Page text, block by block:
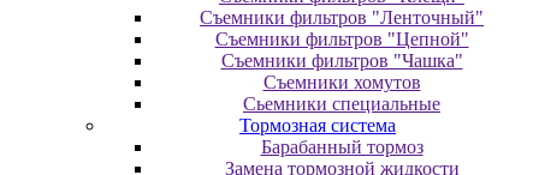
Съемники фильтров "Ленточный"
Съемники фильтров "Цепной"
Съемники фильтров "Чашка"
Съемники хомутов
Сьемники специальные
Тормозная система
Барабанный тормоз
Замена тормозной жидкости